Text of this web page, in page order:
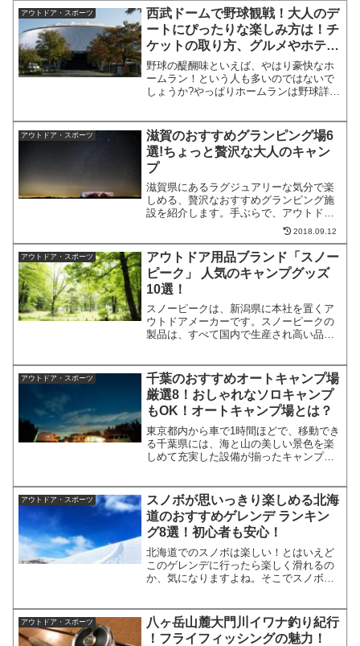
アウトドア・スポーツ
西武ドームで野球観戦！大人のデ
ートにぴったりな楽しみ方は！チ
ケットの取り方、グルメやホテル
情報も！
野球の醍醐味といえば、やはり豪快なホ
ームラン！という人も多いのではないで
しょうか?やっぱりホームランは野球詳し
玉西武ライオンズは、本塁打王に輝いた
山川選手や、おかわりく...
アウトドア・スポーツ
滋賀のおすすめグランピング場6
選!ちょっと贅沢な大人のキャン
プ
滋賀県にあるラグジュアリーな気分で楽
しめる、贅沢なおすすめグランピング施
設を紹介します。手ぶらで、アウトドア
を楽しめるとして人気急上昇のグランピ
ング。今年こそはグランピングデビュー
したいという方も多いはずです。テント
で寝るのってちょっと心配...
2018.09.12
アウトドア・スポーツ
アウトドア用品ブランド「スノー
ピーク」 人気のキャンプグッズ
10選！
スノーピークは、新潟県に本社を置くア
ウトドアメーカーです。スノーピークの
製品は、すべて国内で生産され高い品質
め、スノーピークのファンは「スノーピ
ーカー」と呼ばれています...
アウトドア・スポーツ
千葉のおすすめオートキャンプ場
厳選8！おしゃれなソロキャンプ
もOK！オートキャンプ場とは？
東京都内から車で1時間ほどで、移動でき
る千葉県には、海と山の美しい景色を楽
しめて充実した設備が揃ったキャンプ場
ートキャンプ場が便利。今回は、千葉県
でおすすめオートキャン...
アウトドア・スポーツ
スノボが思いっきり楽しめる北海
道のおすすめゲレンデ ランキン
グ8選！初心者も安心！
北海道でのスノボは楽しい！とはいえど
このゲレンデに行ったら楽しく滑れるの
か、気になりますよね。そこでスノボ歴
このゲレンデへ行っても滑っている人が
少ないので快適なのは...
アウトドア・スポーツ
八ヶ岳山麓大門川イワナ釣り紀行
！フライフィッシングの魅力！